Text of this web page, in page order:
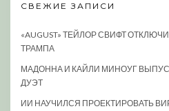
СВЕЖИЕ ЗАПИСИ
«AUGUST» ТЕЙЛОР СВИФТ
ТРАМПА
МАДОННА И КАЙЛИ МИНОУГ
ДУЭТ
ИИ НАУЧИЛСЯ ПРОЕКТИРОВАТЬ